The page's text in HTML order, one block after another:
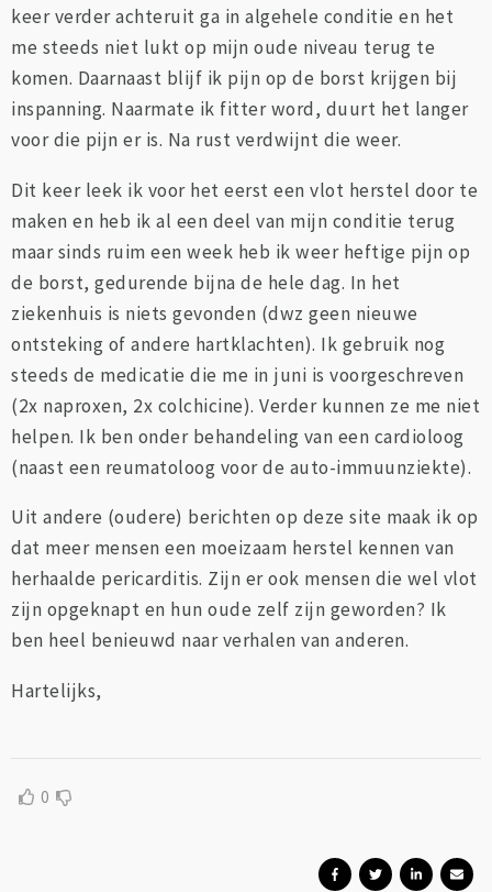
keer verder achteruit ga in algehele conditie en het
me steeds niet lukt op mijn oude niveau terug te
komen. Daarnaast blijf ik pijn op de borst krijgen bij
inspanning. Naarmate ik fitter word, duurt het langer
voor die pijn er is. Na rust verdwijnt die weer.
Dit keer leek ik voor het eerst een vlot herstel door te
maken en heb ik al een deel van mijn conditie terug
maar sinds ruim een week heb ik weer heftige pijn op
de borst, gedurende bijna de hele dag. In het
ziekenhuis is niets gevonden (dwz geen nieuwe
ontsteking of andere hartklachten). Ik gebruik nog
steeds de medicatie die me in juni is voorgeschreven
(2x naproxen, 2x colchicine). Verder kunnen ze me niet
helpen. Ik ben onder behandeling van een cardioloog
(naast een reumatoloog voor de auto-immuunziekte).
Uit andere (oudere) berichten op deze site maak ik op
dat meer mensen een moeizaam herstel kennen van
herhaalde pericarditis. Zijn er ook mensen die wel vlot
zijn opgeknapt en hun oude zelf zijn geworden? Ik
ben heel benieuwd naar verhalen van anderen.
Hartelijks,
0